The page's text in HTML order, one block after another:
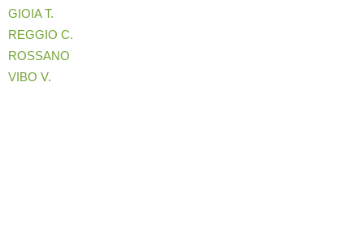
GIOIA T.
REGGIO C.
ROSSANO
VIBO V.